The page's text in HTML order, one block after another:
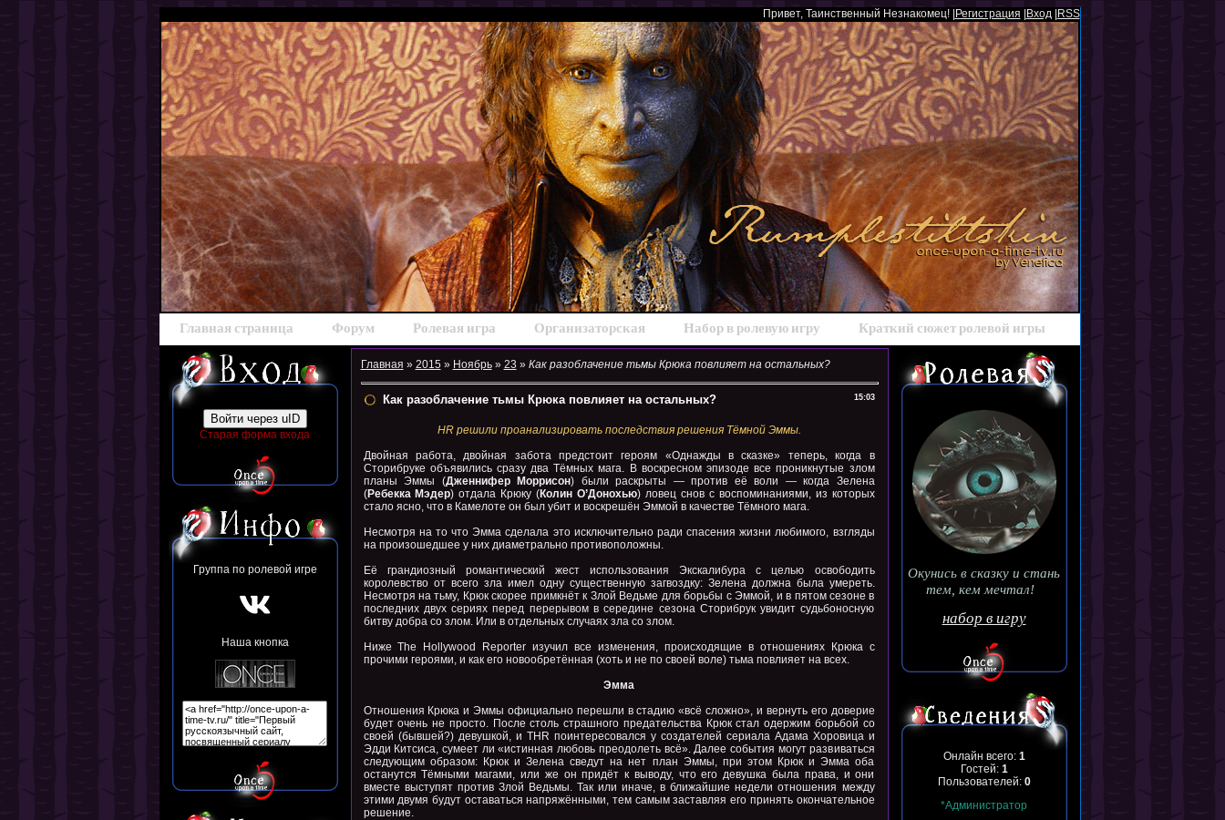
Привет, Таинственный Незнакомец! | Регистрация Вход| RSS
Главная страница Форум Ролевая игра Организаторская Набор в ролевую игру Краткий сюжет ролевой игры
Войти через uID
Старая форма входа
Группа по ролевой игре
Наша кнопка
Главная » 2015 » Ноябрь » 23 » Как разоблачение тьмы Крюка повлияет на остальных?
15:03
Как разоблачение тьмы Крюка повлияет на остальных?
HR решили проанализировать последствия решения Тёмной Эммы.
Двойная работа, двойная забота предстоит героям «Однажды в сказке» теперь, когда в
Сторибруке объявились сразу два Тёмных мага. В воскресном эпизоде все проникнутые злом
планы Эммы (Дженнифер Моррисон) были раскрыты — против её воли — когда Зелена
(Ребекка Мэдер) отдала Крюку (Колин О’Донохью) ловец снов с воспоминаниями, из которых
стало ясно, что в Камелоте он был убит и воскрешён Эммой в качестве Тёмного мага.
Несмотря на то что Эмма сделала это исключительно ради спасения жизни любимого, взгляды
на произошедшее у них диаметрально противоположны.
Её грандиозный романтический жест использования Экскалибура с целью освободить
королевство от всего зла имел одну существенную загвоздку: Зелена должна была умереть.
Несмотря на тьму, Крюк скорее примкнёт к Злой Ведьме для борьбы с Эммой, и в пятом сезоне в
последних двух сериях перед перерывом в середине сезона Сторибрук увидит судьбоносную
битву добра со злом. Или в отдельных случаях зла со злом.
Ниже The Hollywood Reporter изучил все изменения, происходящие в отношениях Крюка с
прочими героями, и как его новообретённая (хоть и не по своей воле) тьма повлияет на всех.
Эмма
Отношения Крюка и Эммы официально перешли в стадию «всё сложно», и вернуть его доверие
будет очень не просто. После столь страшного предательства Крюк стал одержим борьбой со
своей (бывшей?) девушкой, и THR поинтересовался у создателей сериала Адама Хоровица и
Эдди Китсиса, сумеет ли «истинная любовь преодолеть всё». Далее события могут развиваться
следующим образом: Крюк и Зелена сведут на нет план Эммы, при этом Крюк и Эмма оба
останутся Тёмными магами, или же он придёт к выводу, что его девушка была права, и они
вместе выступят против Злой Ведьмы. Так или иначе, в ближайшие недели отношения между
этими двумя будут оставаться напряжёнными, тем самым заставляя его принять окончательное
решение.
Окунись в сказку и стань
тем, кем мечтал!
набор в игру
Онлайн всего: 1
Гостей: 1
Пользователей: 0
*Администратор